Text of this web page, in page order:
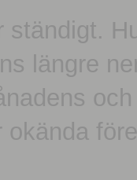
ständigt.
längre
okända